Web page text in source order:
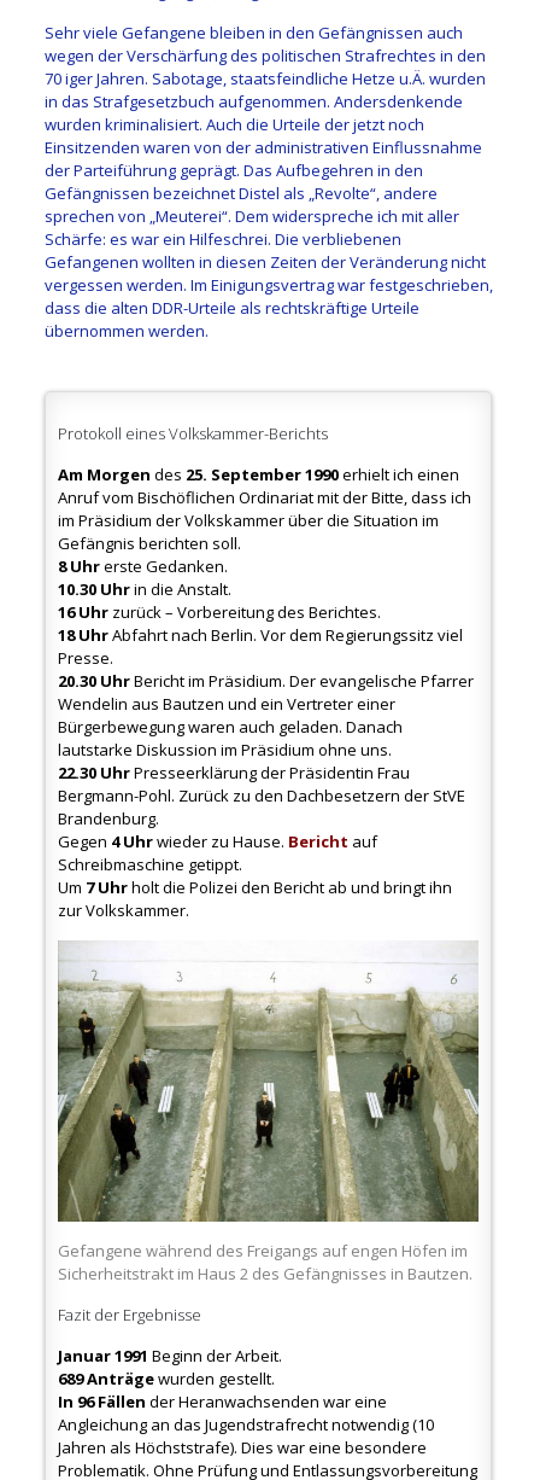
Sehr viele Gefangene bleiben in den Gefängnissen auch
wegen der Verschärfung des politischen Strafrechtes in den
70 iger Jahren. Sabotage, staatsfeindliche Hetze u.Ä. wurden
in das Strafgesetzbuch aufgenommen. Andersdenkende
wurden kriminalisiert. Auch die Urteile der jetzt noch
Einsitzenden waren von der administrativen Einflussnahme
der Parteiführung geprägt. Das Aufbegehren in den
Gefängnissen bezeichnet Distel als „Revolte“, andere
sprechen von „Meuterei“. Dem widerspreche ich mit aller
Schärfe: es war ein Hilfeschrei. Die verbliebenen
Gefangenen wollten in diesen Zeiten der Veränderung nicht
vergessen werden. Im Einigungsvertrag war festgeschrieben,
dass die alten DDR-Urteile als rechtskräftige Urteile
übernommen werden.
Protokoll eines Volkskammer-Berichts
Am Morgen des 25. September 1990erhielt ich einen
Anruf vom Bischöflichen Ordinariat mit der Bitte, dass ich
im Präsidium der Volkskammer über die Situation im
Gefängnis berichten soll.
8 Uhrerste Gedanken.
10.30 Uhrin die Anstalt.
16 Uhrzurück – Vorbereitung des Berichtes.
18 UhrAbfahrt nach Berlin. Vor dem Regierungssitz viel
Presse.
20.30 UhrBericht im Präsidium. Der evangelische Pfarrer
Wendelin aus Bautzen und ein Vertreter einer
Bürgerbewegung waren auch geladen. Danach
lautstarke Diskussion im Präsidium ohne uns.
22.30 UhrPresseerklärung der Präsidentin Frau
Bergmann-Pohl. Zurück zu den Dachbesetzern der StVE
Brandenburg.
Gegen 4 Uhrwieder zu Hause. Bericht auf
Schreibmaschine getippt.
Um 7 Uhrholt die Polizei den Bericht ab und bringt ihn
zur Volkskammer.
Gefangene während des Freigangs auf engen Höfen im
Sicherheitstrakt im Haus 2 des Gefängnisses in Bautzen.
Fazit der Ergebnisse
Januar 1991 Beginn der Arbeit.
689 Anträgewurden gestellt.
In 96 Fällen der Heranwachsenden war eine
Angleichung an das Jugendstrafrecht notwendig (10
Jahren als Höchststrafe). Dies war eine besondere
Problematik. Ohne Prüfung und Entlassungsvorbereitung